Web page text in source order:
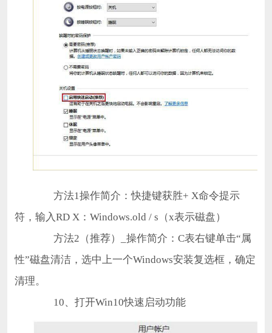
方法1操作简介：快捷键获胜+ X命令提示
符，输入RD X：Windows.old / s（x表示磁盘）
方法2（推荐）_操作简介：C表右键单击“属
性”磁盘清洁，选中上一个Windows安装复选框，确定
清理。
10、打开Win10快速启动功能